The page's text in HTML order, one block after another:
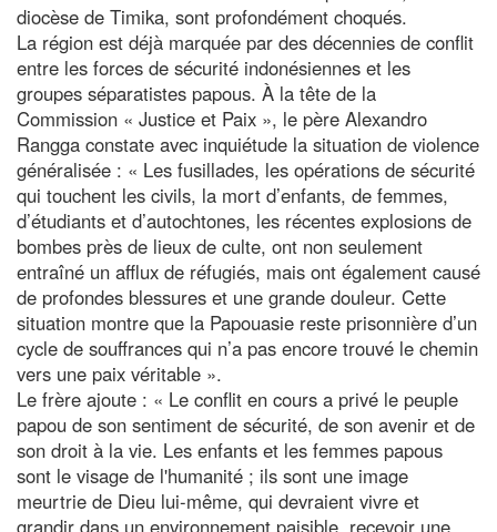
diocèse de Timika, sont profondément choqués.
La région est déjà marquée par des décennies de conflit
entre les forces de sécurité indonésiennes et les
groupes séparatistes papous. À la tête de la
Commission « Justice et Paix », le père Alexandro
Rangga constate avec inquiétude la situation de violence
généralisée : « Les fusillades, les opérations de sécurité
qui touchent les civils, la mort d’enfants, de femmes,
d’étudiants et d’autochtones, les récentes explosions de
bombes près de lieux de culte, ont non seulement
entraîné un afflux de réfugiés, mais ont également causé
de profondes blessures et une grande douleur. Cette
situation montre que la Papouasie reste prisonnière d’un
cycle de souffrances qui n’a pas encore trouvé le chemin
vers une paix véritable ».
Le frère ajoute : « Le conflit en cours a privé le peuple
papou de son sentiment de sécurité, de son avenir et de
son droit à la vie. Les enfants et les femmes papous
sont le visage de l'humanité ; ils sont une image
meurtrie de Dieu lui-même, qui devraient vivre et
grandir dans un environnement paisible, recevoir une